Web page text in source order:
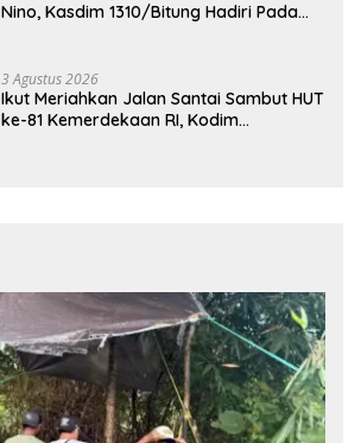
Nino, Kasdim 1310/Bitung Hadiri Pada
3 Agustus 2026
Ikut Meriahkan Jalan Santai Sambut HUT
ke-81 Kemerdekaan RI, Kodim